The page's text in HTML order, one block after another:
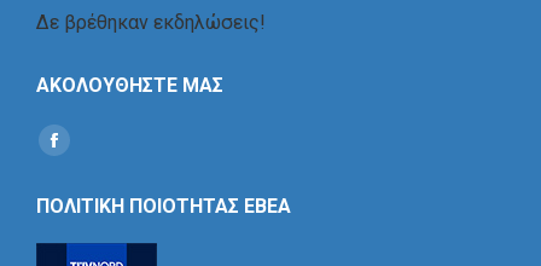
Δε βρέθηκαν εκδηλώσεις!
ΑΚΟΛΟΥΘΗΣΤΕ ΜΑΣ
Find us on:
Social
ΠΟΛΙΤΙΚΗ ΠΟΙΟΤΗΤΑΣ ΕΒΕΑ